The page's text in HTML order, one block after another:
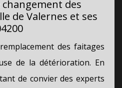
des
de Valernes et ses
des faitages
de la détérioration. En
de convier des experts